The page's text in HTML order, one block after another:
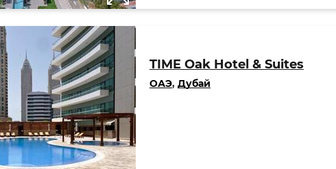
TIME Oak Hotel & Suites
ОАЭ, Дубай